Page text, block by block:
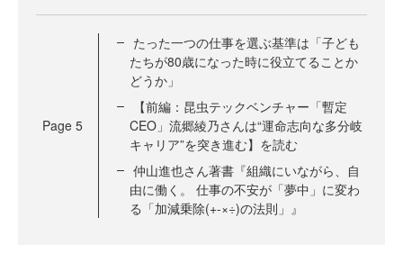
Page 5
たった一つの仕事を選ぶ基準は「子ども
たちが80歳になった時に役立てることか
どうか」
【前編：昆虫テックベンチャー「暫定
CEO」流郷綾乃さんは“運命志向な多分岐
キャリア”を突き進む】を読む
仲山進也さん著書『組織にいながら、自
由に働く。 仕事の不安が「夢中」に変わ
る「加減乗除(+-×÷)の法則」』